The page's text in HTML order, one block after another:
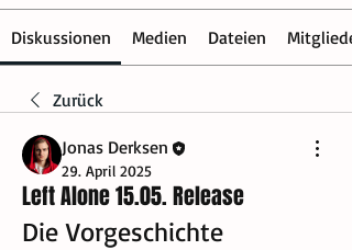
Diskussionen Medien Dateien Mitglieder
Zurück
Jonas Derksen
29. April 2025
Left Alone 15.05. Release
Die Vorgeschichte